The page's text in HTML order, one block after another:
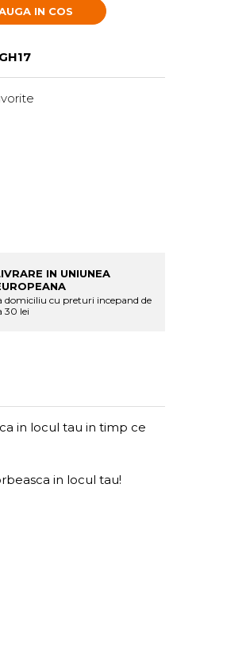
IN COS
GH17
IN UNIUNEA
domiciliu cu preturi incepand de
30 lei
in locul tau in timp ce
in locul tau!